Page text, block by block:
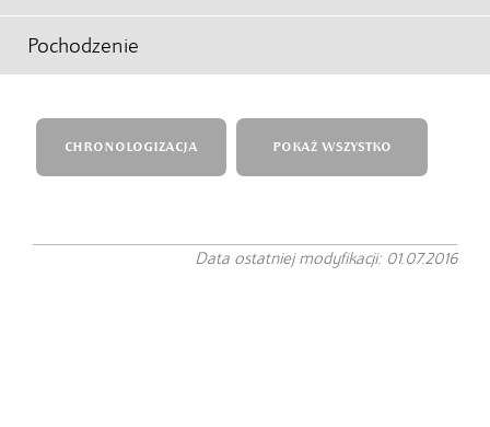
Pochodzenie
CHRONOLOGIZACJA POKAŻ WSZYSTKO
Data ostatniej modyfikacji: 01.07.2016